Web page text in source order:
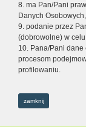
8. ma Pan/Pani
Danych Osobowych,
9. podanie przez
(dobrowolne) w
10. Pana/Pani
procesom
profilowaniu.
zamknij